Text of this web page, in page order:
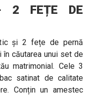
2 FEȚE DE
și 2 fețe de pernă
căutarea unui set de
matrimonial. Cele 3
satinat de calitate
Conțin un amestec